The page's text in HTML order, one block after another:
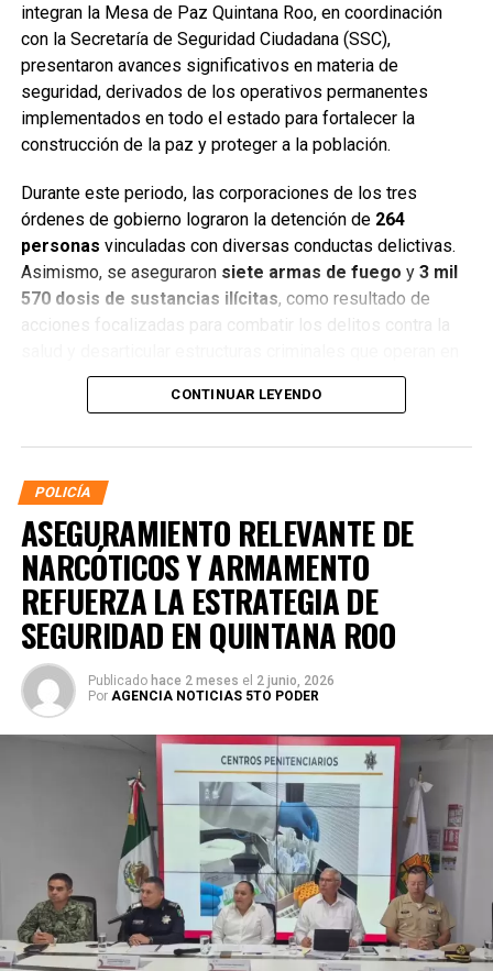
integran la Mesa de Paz Quintana Roo, en coordinación
con la Secretaría de Seguridad Ciudadana (SSC),
presentaron avances significativos en materia de
seguridad, derivados de los operativos permanentes
implementados en todo el estado para fortalecer la
construcción de la paz y proteger a la población.
Durante este periodo, las corporaciones de los tres
órdenes de gobierno lograron la detención de 264
personas vinculadas con diversas conductas delictivas.
Asimismo, se aseguraron siete armas de fuego y 3 mil
570 dosis de sustancias ilícitas, como resultado de
acciones focalizadas para combatir los delitos contra la
distintos municipios.
La coordinación tecnológica del C5 y el despliegue
operativo en campo permitieron la recuperación de105
relacionados con reportes de robo o probables
hechos delictivos. Además, se realizaron
24 mil 622
revisiones preventivasa personas y unidades
vehiculares, reforzando la vigilancia en zonas estratégicas
y puntos de alta movilidad.
CONTINUAR LEYENDO
POLICÍA
ASEGURAMIENTO RELEVANTE DE
NARCÓTICOS Y ARMAMENTO
REFUERZA LA ESTRATEGIA DE
SEGURIDAD EN QUINTANA ROO
Publicado hace 2 meses el 2 junio, 2026
Por AGENCIA NOTICIAS 5TO PODER